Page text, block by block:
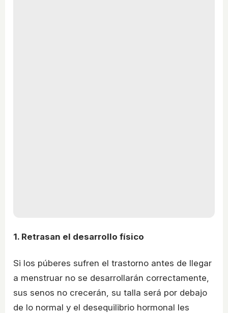
1. Retrasan el desarrollo físico
Si los púberes sufren el trastorno antes de llegar
a menstruar no se desarrollarán correctamente,
sus senos no crecerán, su talla será por debajo
de lo normal y el desequilibrio hormonal les